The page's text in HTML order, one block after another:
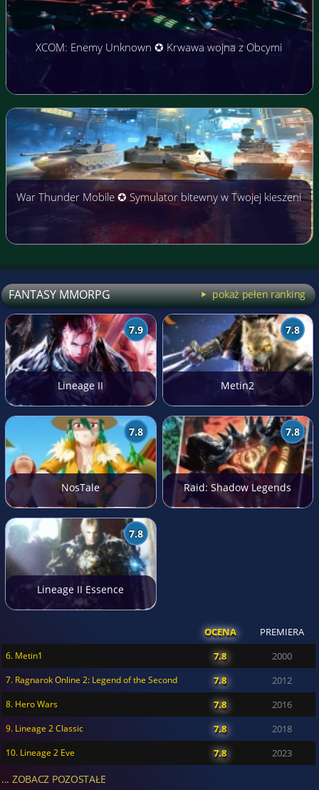
XCOM: Enemy Unknown ✪ Krwawa wojna z Obcymi
War Thunder Mobile ✪ Symulator bitewny w Twojej kieszeni
FANTASY MMORPG pokaż pełen ranking
7.9
Lineage II
7.8
Metin2
7.8
NosTale
7.8
Raid: Shadow Legends
7.8
Lineage II Essence
OCENA PREMIERA
6. Metin1 7.8 2000
7. Ragnarok Online 2: Legend of the Second 7.8 2012
8. Hero Wars 7.8 2016
9. Lineage 2 Classic 7.8 2018
10. Lineage 2 Eve 7.8 2023
... ZOBACZ POZOSTAŁE